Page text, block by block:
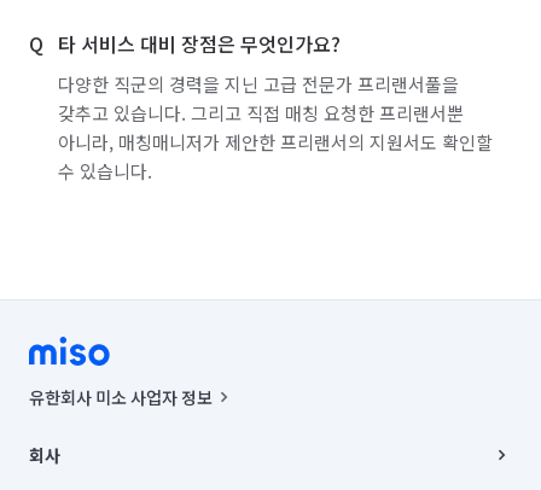
타 서비스 대비 장점은 무엇인가요?
다양한 직군의 경력을 지닌 고급 전문가 프리랜서풀을
갖추고 있습니다. 그리고 직접 매칭 요청한 프리랜서뿐
아니라, 매칭매니저가 제안한 프리랜서의 지원서도 확인할
수 있습니다.
유한회사 미소 사업자 정보
00019 |
회사